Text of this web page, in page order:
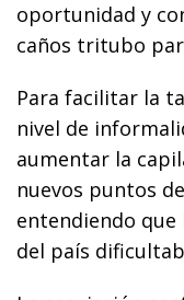
oportunidad y
caños tritubo
Para facilitar la
nivel de
aumentar la
nuevos puntos
entendiendo que
del país